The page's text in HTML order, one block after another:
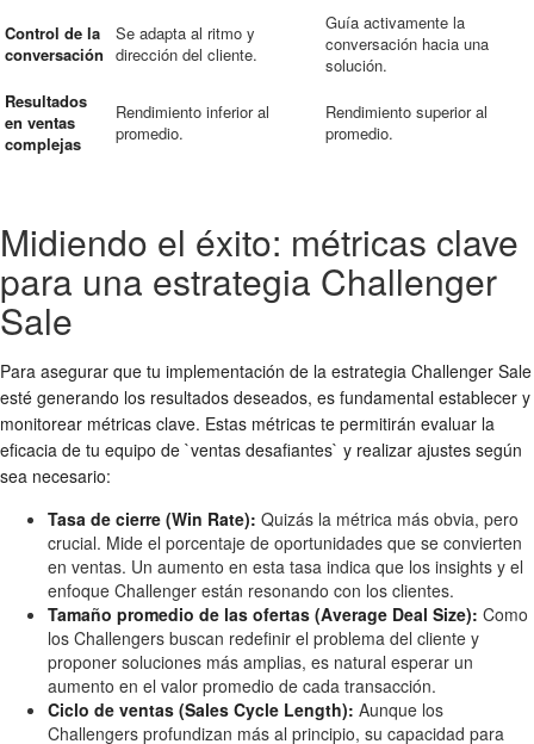
Control de la
conversación
Se adapta al ritmo y
dirección del cliente.
Guía activamente la
conversación hacia una
solución.
Resultados
en ventas
complejas
Rendimiento inferior al
promedio.
Rendimiento superior al
promedio.
Midiendo el éxito: métricas clave
para una estrategia Challenger
Sale
Para asegurar que tu implementación de la estrategia Challenger Sale
esté generando los resultados deseados, es fundamental establecer y
monitorear métricas clave. Estas métricas te permitirán evaluar la
eficacia de tu equipo de `ventas desafiantes` y realizar ajustes según
sea necesario:
Tasa de cierre (Win Rate): Quizás la métrica más obvia, pero
crucial. Mide el porcentaje de oportunidades que se convierten
en ventas. Un aumento en esta tasa indica que los insights y el
enfoque Challenger están resonando con los clientes.
Tamaño promedio de las ofertas (Average Deal Size): Como
los Challengers buscan redefinir el problema del cliente y
proponer soluciones más amplias, es natural esperar un
aumento en el valor promedio de cada transacción.
Ciclo de ventas (Sales Cycle Length): Aunque los
Challengers profundizan más al principio, su capacidad para